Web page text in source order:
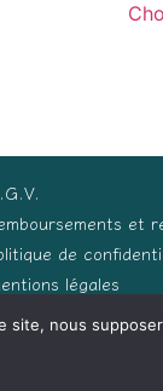
et
de
légales
Process
site, nous